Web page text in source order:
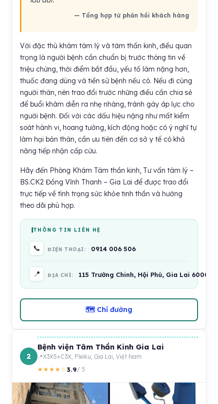
— Tổng hợp từ phản hồi khách hàng
Với đặc thù khám tâm lý và tâm thần kinh, điều quan
trọng là người bệnh cần chuẩn bị trước thông tin về
triệu chứng, thời điểm bắt đầu, yếu tố làm nặng hơn,
thuốc đang dùng và tiền sử bệnh nếu có. Nếu đi cùng
người thân, nên trao đổi trước những điều cần chia sẻ
để buổi khám diễn ra nhẹ nhàng, tránh gây áp lực cho
người bệnh. Đối với các dấu hiệu nặng như mất kiểm
soát hành vi, hoang tưởng, kích động hoặc có ý nghĩ tự
làm hại bản thân, cần ưu tiên đến cơ sở y tế có khả
năng tiếp nhận cấp cứu.
Hãy đến Phòng Khám Tâm thần kinh, Tư vấn tâm lý –
BS.CK2 Đồng Vĩnh Thanh – Gia Lai để được trao đổi
trực tiếp về tình trạng sức khỏe tinh thần và hướng
theo dõi phù hợp.
THÔNG TIN LIÊN HỆ
📞 ĐIỆN THOẠI: 0914 006 506
📍 ĐỊA CHỈ: 115 Trường Chinh, Hội Phú, Gia Lai
🗺 Chỉ đường
2
Bệnh viện Tâm Thần Kinh Gia Lai
X3X5+C3X, Pleiku, Gia Lai, Việt Nam
★★★★☆3.9/ 5